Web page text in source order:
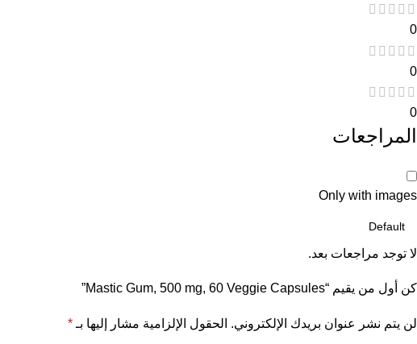
0
0
0
المراجعات
Only with images
لا توجد مراجعات بعد.
كن أول من يقيم “Mastic Gum, 500 mg, 60 Veggie Capsules”
لن يتم نشر عنوان بريدك الإلكتروني. الحقول الإلزامية مشار إليها بـ *